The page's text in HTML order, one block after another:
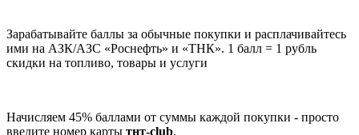
Зарабатывайте баллы за обычные покупки и расплачивайтесь
ими на АЗК/АЗС «Роснефть» и «ТНК». 1 балл = 1 рубль
скидки на топливо, товары и услуги
Начисляем 45% баллами от суммы каждой покупки - просто
введите номер карты тнт-club.